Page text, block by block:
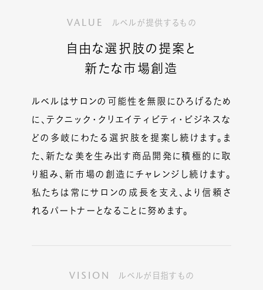
VALUE ルベルが提供するもの
自由な選択肢の提案と
新たな市場創造
ルベルはサロンの可能性を無限にひろげるため
に、テクニック・クリエイティビティ・ビジネスな
どの多岐にわたる選択肢を提案し続けます。ま
た、新たな美を生み出す商品開発に積極的に取
り組み、新市場の創造にチャレンジし続けます。
私たちは常にサロンの成長を支え、より信頼さ
れるパートナーとなることに努めます。
VISION ルベルが目指すもの